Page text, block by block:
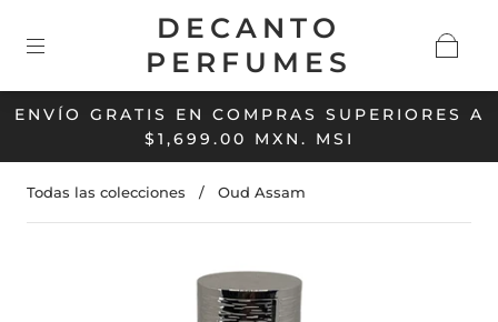
ENVÍO GRATIS EN COMPRAS SUPERIORES A
$1,699.00 MXN. MSI
DECANTO
PERFUMES
Todas las colecciones / Oud Assam